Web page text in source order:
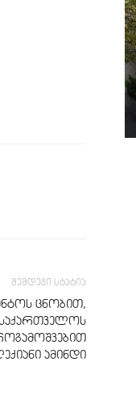
შემდეგი სტატია
ცნობით,
ამინდი